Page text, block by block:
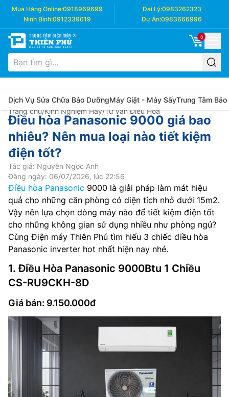
Mua Hàng Online:0918969699 Đại Lý:0983262323
Ninh Bình:0912339019 Dự Án:0983666996
0
Dịch Vụ Sửa Chữa Bảo DưỡngMáy Giặt - Máy SấyTrung Tâm Bảo
Trang chủ/Kinh Nghiệm Hay/Tư vấn Điều Hòa
Điều hòa Panasonic 9000 giá bao
nhiêu? Nên mua loại nào tiết kiệm
điện tốt?
Tác giả: Nguyễn Ngọc Anh
Đăng ngày: 06/07/2026, lúc 22:56
Điều hòa Panasonic 9000 là giải pháp làm mát hiệu
quả cho những căn phòng có diện tích nhỏ dưới 15m2.
Vậy nên lựa chọn dòng máy nào để tiết kiệm điện tốt
cho những không gian sử dụng nhiều như phòng ngủ?
Cùng Điện máy Thiên Phú tìm hiểu 3 chiếc điều hòa
Panasonic inverter hot nhất hiện nay nhé.
1. Điều Hòa Panasonic 9000Btu 1 Chiều
CS-RU9CKH-8D
Giá bán: 9.150.000đ